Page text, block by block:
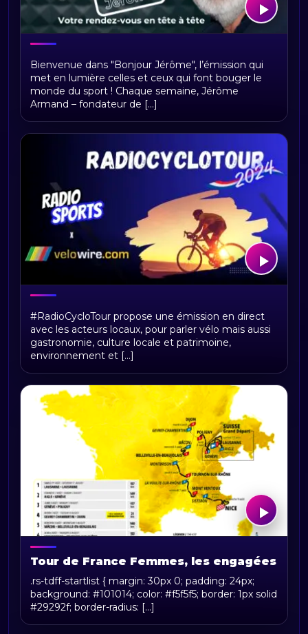
Bonjour Jerome
Bienvenue dans "Bonjour Jérôme", l’émission qui
met en lumière celles et ceux qui font bouger le
monde du sport ! Chaque semaine, Jérôme
Armand – fondateur de [...]
RadioCycloTour, le direct
#RadioCycloTour propose une émission en direct
avec les acteurs locaux, pour parler vélo mais aussi
gastronomie, culture locale et patrimoine,
environnement et [...]
Tour de France Femmes, les engagées
.rs-tdff-startlist { margin: 30px 0; padding: 24px;
background: #101014; color: #f5f5f5; border: 1px solid
#29292f; border-radius: [...]